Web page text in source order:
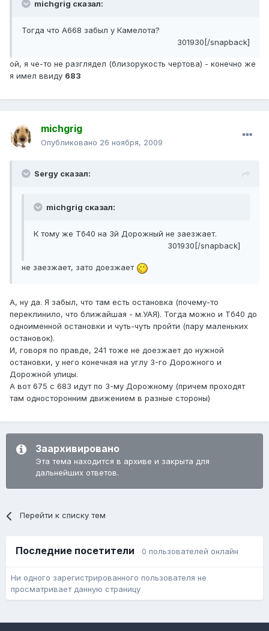
michgrig сказал:
Тогда что А668 забыл у Камелота?
301930[/snapback]
ой, я че-то не разглядел (близорукость чертова) - конечно же
я имел ввиду 683
michgrig
Опубликовано 26 ноября, 2009
Sergy сказал:
michgrig сказал:
К тому же Тб40 на 3й Дорожный не заезжает.
301930[/snapback]
не заезжает, зато доезжает
А, ну да. Я забыл, что там есть остановка (почему-то
переклинило, что ближайшая - м.УАЯ). Тогда можно и Тб40 до
одноименной остановки и чуть-чуть пройти (пару маленьких
остановок).
И, говоря по правде, 241 тоже не доезжает до нужной
остановки, у него конечная на углу 3-го Дорожного и
Дорожной улицы.
А вот 675 с 683 идут по 3-му Дорожному (причем проходят
там односторонним движением в разные стороны)
Заархивировано
Эта тема находится в архиве и закрыта для
дальнейших ответов.
Перейти к списку тем
Последние посетители 0 пользователей онлайн
Ни одного зарегистрированного пользователя не
просматривает данную страницу